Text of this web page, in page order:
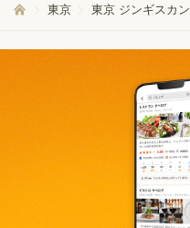
東京 東京 ジンギスカン